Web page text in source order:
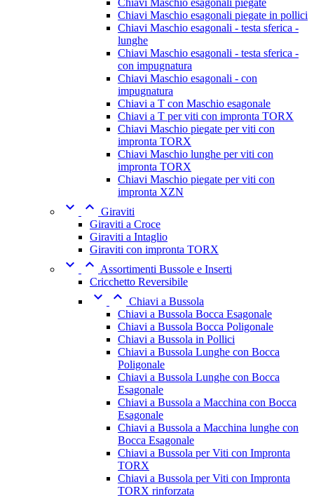
Chiavi Maschio esagonali piegate in pollici
Chiavi Maschio esagonali - testa sferica -
lunghe
Chiavi Maschio esagonali - testa sferica -
con impugnatura
Chiavi Maschio esagonali - con
impugnatura
Chiavi a T con Maschio esagonale
Chiavi a T per viti con impronta TORX
Chiavi Maschio piegate per viti con
impronta TORX
Chiavi Maschio lunghe per viti con
impronta TORX
Chiavi Maschio piegate per viti con
impronta XZN
  Giraviti
Giraviti a Croce
Giraviti a Intaglio
Giraviti con impronta TORX
  Assortimenti Bussole e Inserti
Cricchetto Reversibile
  Chiavi a Bussola
Chiavi a Bussola Bocca Esagonale
Chiavi a Bussola Bocca Poligonale
Chiavi a Bussola in Pollici
Chiavi a Bussola Lunghe con Bocca
Poligonale
Chiavi a Bussola Lunghe con Bocca
Esagonale
Chiavi a Bussola a Macchina con Bocca
Esagonale
Chiavi a Bussola a Macchina lunghe con
Bocca Esagonale
Chiavi a Bussola per Viti con Impronta
TORX
Chiavi a Bussola per Viti con Impronta
TORX rinforzata